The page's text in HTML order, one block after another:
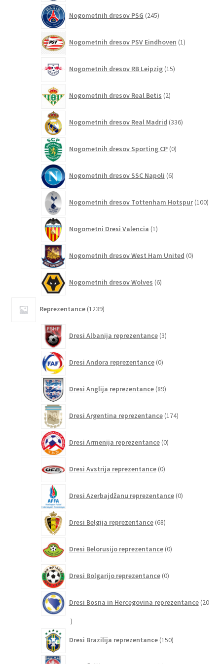
Nogometnih dresov PSG 245izdelkov
Nogometnih dresov PSV Eindhoven 1izdelek
Nogometnih dresov RB Leipzig 15izdelkov
Nogometnih dresov Real Betis 2izdelka
Nogometnih dresov Real Madrid 336izdelkov
Nogometnih dresov Sporting CP 0izdelkov
Nogometnih dresov SSC Napoli 6izdelkov
Nogometnih dresov Tottenham Hotspur 100
Nogometni Dresi Valencia 1izdelek
Nogometnih dresov West Ham United 0izdelkov
Nogometnih dresov Wolves 6izdelkov
Reprezentance 1239izdelkov
Dresi Albanija reprezentance 3izdelki
Dresi Andora reprezentance 0izdelkov
Dresi Anglija reprezentance 89izdelkov
Dresi Argentina reprezentance 174izdelkov
Dresi Armenija reprezentance 0izdelkov
Dresi Avstrija reprezentance 0izdelkov
Dresi Azerbajdžanu reprezentance 0izdelkov
Dresi Belgija reprezentance 68izdelkov
Dresi Belorusijo reprezentance 0izdelkov
Dresi Bolgarijo reprezentance 0izdelkov
Dresi Bosna in Hercegovina reprezentance 20
20
Dresi Brazilija reprezentance 150izdelkov